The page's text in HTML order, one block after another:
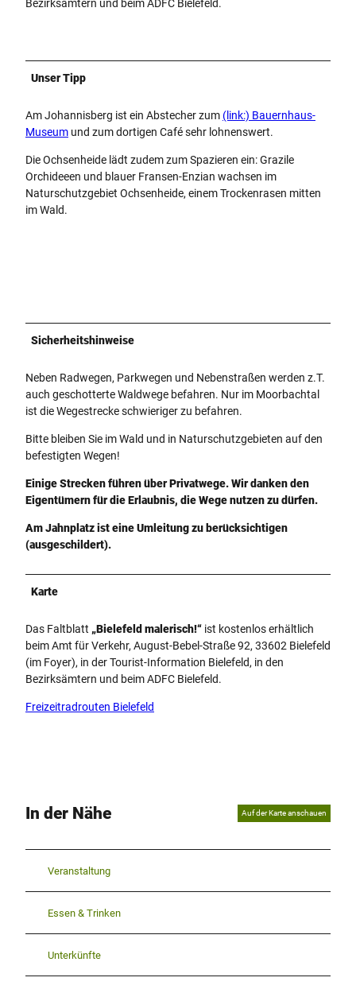
Bezirksämtern und beim ADFC Bielefeld.
Unser Tipp
Am Johannisberg ist ein Abstecher zum (link:) Bauernhaus-
Museum und zum dortigen Café sehr lohnenswert.
Die Ochsenheide lädt zudem zum Spazieren ein: Grazile
Orchideeen und blauer Fransen-Enzian wachsen im
Naturschutzgebiet Ochsenheide, einem Trockenrasen mitten
im Wald.
Sicherheitshinweise
Neben Radwegen, Parkwegen und Nebenstraßen werden z.T.
auch geschotterte Waldwege befahren. Nur im Moorbachtal
ist die Wegestrecke schwieriger zu befahren.
Bitte bleiben Sie im Wald und in Naturschutzgebieten auf den
befestigten Wegen!
Einige Strecken führen über Privatwege. Wir danken den
Eigentümern für die Erlaubnis, die Wege nutzen zu dürfen.
Am Jahnplatz ist eine Umleitung zu berücksichtigen
(ausgeschildert).
Karte
Das Faltblatt „Bielefeld malerisch!“ ist kostenlos erhältlich
beim Amt für Verkehr, August-Bebel-Straße 92, 33602 Bielefeld
(im Foyer), in der Tourist-Information Bielefeld, in den
Bezirksämtern und beim ADFC Bielefeld.
Freizeitradrouten Bielefeld
In der Nähe Auf der Karte anschauen
Veranstaltung
Essen & Trinken
Unterkünfte